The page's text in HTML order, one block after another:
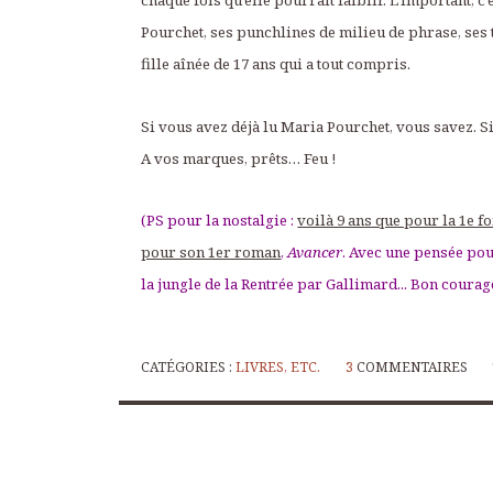
Pourchet, ses punchlines de milieu de phrase,
fille aînée de 17 ans qui a tout compris.
Si vous avez déjà lu Maria Pourchet, vous savez.
A vos marques, prêts… Feu !
(PS pour la nostalgie :voilà 9 ans que pour la 1e
pour son 1er roman,Avancer. Avec une pensée
la jungle de la Rentrée par Gallimard... Bon
CATÉGORIES :LIVRES, ETC. 3 COMMENTAIRES